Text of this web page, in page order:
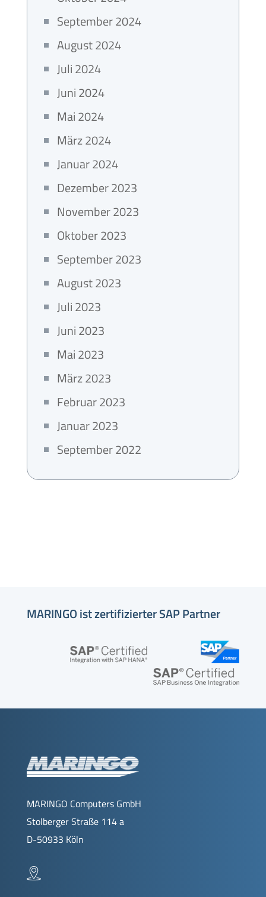
September 2024
August 2024
Juli 2024
Juni 2024
Mai 2024
März 2024
Januar 2024
Dezember 2023
November 2023
Oktober 2023
September 2023
August 2023
Juli 2023
Juni 2023
Mai 2023
März 2023
Februar 2023
Januar 2023
September 2022
MARINGO ist zertifizierter SAP Partner
MARINGO Computers GmbH
Stolberger Straße 114 a
D-50933 Köln